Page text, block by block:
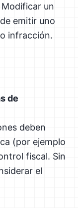
un
emitir uno
infracción.
de
deben
(por ejemplo
fiscal. Sin
el